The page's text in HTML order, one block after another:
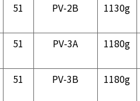
51 PV-2B 1130g
51 PV-3A 1180g
51 PV-3B 1180g